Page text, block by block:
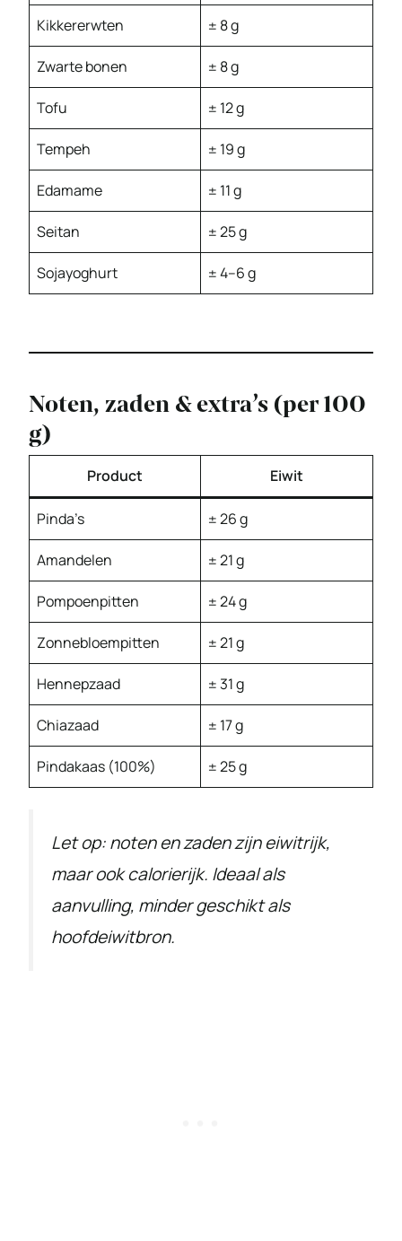
Kikkererwten ± 8 g
Zwarte bonen ± 8 g
Tofu ± 12 g
Tempeh ± 19 g
Edamame ± 11 g
Seitan ± 25 g
Sojayoghurt ± 4–6 g
Noten, zaden & extra’s (per 100
g)
Product Eiwit
Pinda’s ± 26 g
Amandelen ± 21 g
Pompoenpitten ± 24 g
Zonnebloempitten ± 21 g
Hennepzaad ± 31 g
Chiazaad ± 17 g
Pindakaas (100%) ± 25 g
Let op: noten en zaden zijn eiwitrijk,
maar ook calorierijk. Ideaal als
aanvulling, minder geschikt als
hoofdeiwitbron.